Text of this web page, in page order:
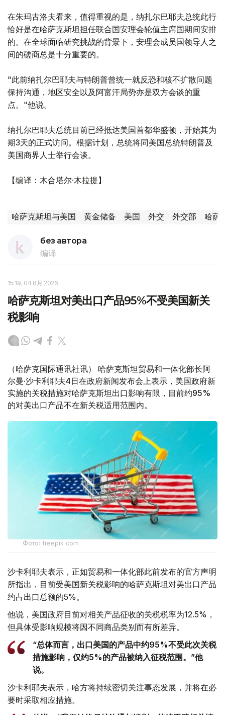
在朱玛古洛夫看来，值得重视的是，纳扎尔巴耶夫总统此行
恰好是在哈萨克斯坦担任联合国安理会轮值主席国期间安排
的。在全球面临研究挑战的背景下，安理会成员国领导人之
间的磋商总是十分重要的。
"此前纳扎尔巴耶夫与特朗普曾统一就反恐和核不扩散问题
保持沟通，地区安全以及阿富汗局势亦是双方会谈的重
点。"他说。
纳扎尔巴耶夫总统目前已经抵达美国首都华盛顿，开始其为
期3天的正式访问。根据计划，总统将同美国总统特朗普及
美国商界人士举行会谈。
【编译：木合塔尔·木拉提】
哈萨克斯坦与美国 黄金储备 美国 外交 外交部 哈萨
без автора
编译
15:19, 04 8月 2026
哈萨克斯坦对美出口产品95%不受美国新关
税影响
（哈萨克国际通讯社讯） 哈萨克斯坦贸易和一体化部长阿
尔曼·沙卡利耶夫4日在政府新闻发布会上表示，美国政府新
实施的关税措施对哈萨克斯坦出口影响有限，目前约95%
的对美出口产品不在新关税适用范围内。
Фото: freepik.com
沙卡利耶夫表示，正如贸易和一体化部此前发布的官方声明
所指出，目前受美国新关税影响的哈萨克斯坦对美出口产品
约占出口总额的5%。
他说，美国政府目前对相关产品征收的关税税率为12.5%，
但具体受影响规模将因不同商品类别而有所差异。
“总体而言，出口美国的产品中约95%不受此次关税
措施影响，仅约5%的产品被纳入征税范围。”他
说。
沙卡利耶夫表示，哈方将持续密切关注事态发展，并将在必
要时采取相应措施。